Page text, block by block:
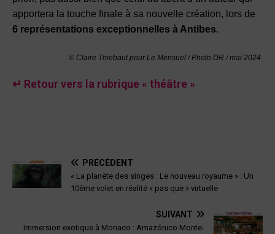
apportera la touche finale à sa nouvelle création, lors de
6 représentations exceptionnelles à Antibes.
© Claire Thiebaut pour Le Mensuel / Photo DR / mai 2024
↵ Retour vers la rubrique « théâtre »
PRÉCÉDENT
« La planète des singes : Le nouveau royaume » : Un
10ème volet en réalité « pas que » virtuelle
SUIVANT
Immersion exotique à Monaco : Amazónico Monte-